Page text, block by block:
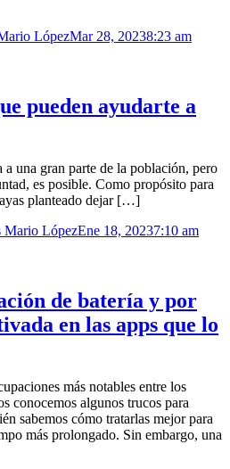
LópezMar 28, 20238:23 am
pueden ayudarte a
una gran parte de la población, pero
es posible. Como propósito para
planteado dejar […]
Mario LópezEne 18, 20237:10 am
de batería y por
en las apps que lo
más notables entre los
conocemos algunos trucos para
sabemos cómo tratarlas mejor para
más prolongado. Sin embargo, una